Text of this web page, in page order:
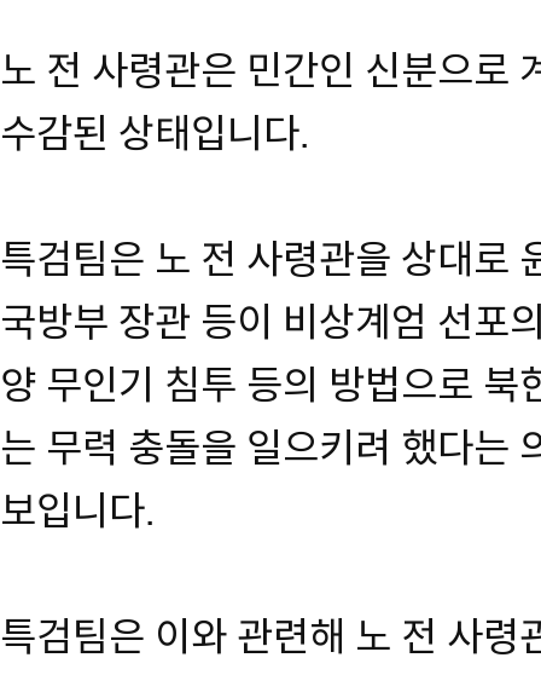
노 전 사령관은 민간인 신분으로
수감된 상태입니다.
특검팀은 노 전 사령관을 상대로
국방부 장관 등이 비상계엄 선포
양 무인기 침투 등의 방법으로 북
는 무력 충돌을 일으키려 했다는
보입니다.
특검팀은 이와 관련해 노 전 사령